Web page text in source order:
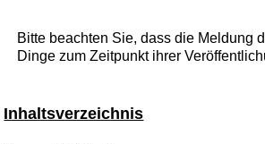
Bitte beachten Sie, dass die Meldung
Dinge zum Zeitpunkt ihrer
Inhaltsverzeichnis